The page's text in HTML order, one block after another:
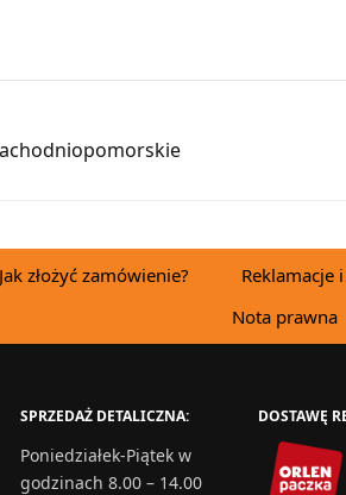
Jak złożyć zamówienie? Reklamacje
Nota prawna
SPRZEDAŻ DETALICZNA:
Poniedziałek-Piątek w
godzinach 8.00 – 14.00
DOSTAWĘ